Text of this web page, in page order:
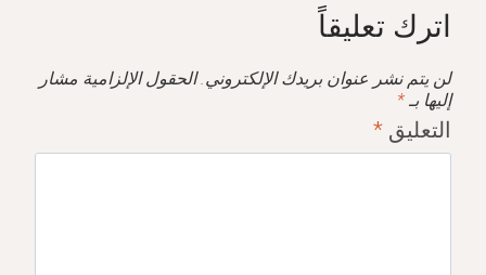
اترك تعليقاً
لن يتم نشر عنوان بريدك الإلكتروني. الحقول الإلزامية مشار
إليها بـ *
التعليق *